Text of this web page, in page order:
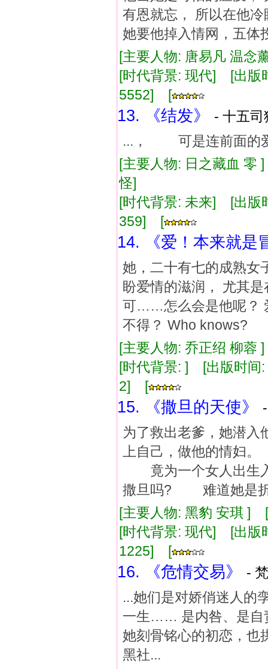
有恩就忘， 所以在他
她要他掉入情网，五体
[主要人物: 唐易凡 温
[时代背景: 现代] [出
5552] [
13. 《结发》
- 十五
...， 可是连前面的
[主要人物: 日之藏血
怪]
[时代背景: 未来] [出
359] [
14. 《爱！本来就是
她，二十有七的成熟女
盼爱情的滋润， 尤其
可……怎么会是他呢？
不得？ Who knows?
[主要人物: 乔正绍 柳
[时代背景: ] [出版时
2] [
15. 《撒旦的天使》
为了救出老爹，她潜
上自己，做他的情
竟为一个女人出生
撒旦吗? 难道她是折
[主要人物: 黑豹 安琪
[时代背景: 现代] [出
1225] [
16. 《危情交易》
-
...她们是对娇俏迷人的
一生…… 是内咎、是自
她刻骨铭心的初恋，也
黑社...